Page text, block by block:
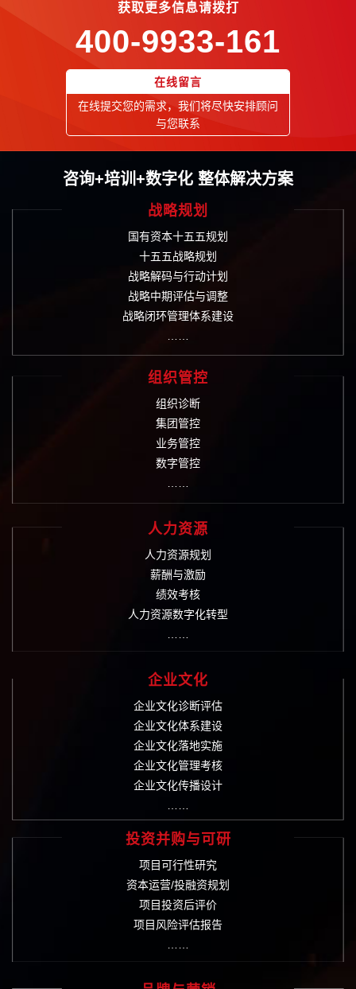
获取更多信息请拨打
400-9933-161
在线留言
在线提交您的需求，我们将尽快安排顾问
与您联系
咨询+培训+数字化 整体解决方案
战略规划
国有资本十五五规划
十五五战略规划
战略解码与行动计划
战略中期评估与调整
战略闭环管理体系建设
组织管控
组织诊断
集团管控
业务管控
数字管控
人力资源
人力资源规划
薪酬与激励
绩效考核
人力资源数字化转型
企业文化
企业文化诊断评估
企业文化体系建设
企业文化落地实施
企业文化管理考核
企业文化传播设计
投资并购与可研
项目可行性研究
资本运营/投融资规划
项目投资后评价
项目风险评估报告